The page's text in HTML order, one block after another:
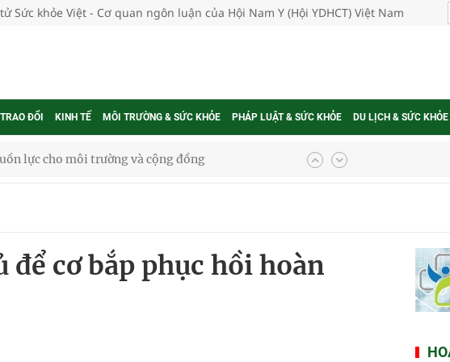
Sức khỏe Việt - Cơ quan ngôn luận của Hội Nam Y (Hội YDHCT) Việt Nam
ĐỔI KINH TẾ MÔI TRƯỜNG & SỨC KHỎE PHÁP LUẬT & SỨC KHỎE DU LỊCH & SỨC KHỎE
bảo hiểm y tế nếu không đăng ký khám theo yêu
riêng 2026
vực cấp cứu, điều trị đột quỵ
lại khai thác vào ngày 19/8
để cơ bắp phục hồi hoàn